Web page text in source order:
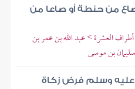
من حنطة أو صاعا من
أطراف العشرة > عبد الله بن عمر بن
بن موسى
عليه وسلم فرض زكاة